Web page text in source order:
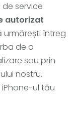
de service
autorizat
urmărești întreg
de o
sau prin
nostru.
ul tău